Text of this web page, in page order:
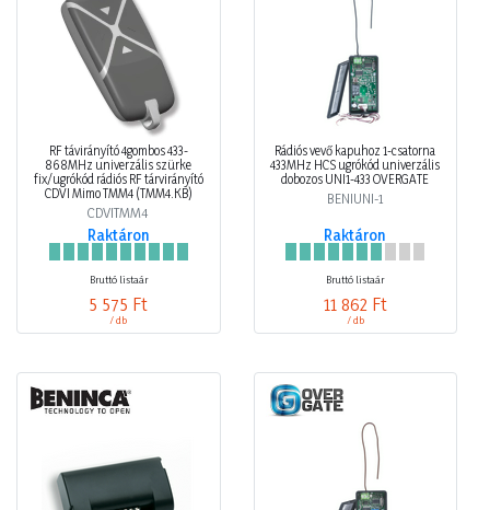
RF távirányító 4gombos 433-
868MHz univerzális szürke
fix/ugrókód rádiós RF tárvirányító
CDVI Mimo TMM4 (TMM4.KB)
CDVITMM4
Raktáron
Bruttó listaár
5 575 Ft
/ db
Rádiós vevő kapuhoz 1-csatorna
433MHz HCS ugrókód univerzális
dobozos UNI1-433 OVERGATE
BENIUNI-1
Raktáron
Bruttó listaár
11 862 Ft
/ db